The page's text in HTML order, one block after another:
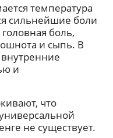
температура
сильнейшие боли
боль,
и сыпь. В
и
что
не существует.